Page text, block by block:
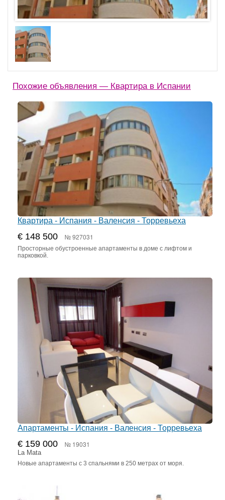
Похожие объявления — Квартира в Испании
Квартира - Испания - Валенсия - Торревьеха
€ 148 500 № 927031
Просторные обустроенные апартаменты в доме с лифтом и
парковкой.
Апартаменты - Испания - Валенсия - Торревьеха
€ 159 000 № 19031
La Mata
Новые апартаменты с 3 спальнями в 250 метрах от моря.